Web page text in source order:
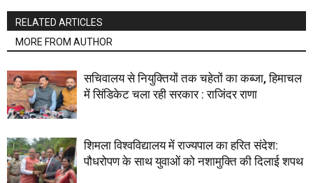
RELATED ARTICLES
MORE FROM AUTHOR
सचिवालय से नियुक्तियों तक चहेतों का कब्जा, हिमाचल
में सिंडिकेट चला रही सरकार : राजिंदर राणा
शिमला विश्वविद्यालय में राज्यपाल का हरित संदेश:
पौधरोपण के साथ युवाओं को नशामुक्ति की दिलाई शपथ